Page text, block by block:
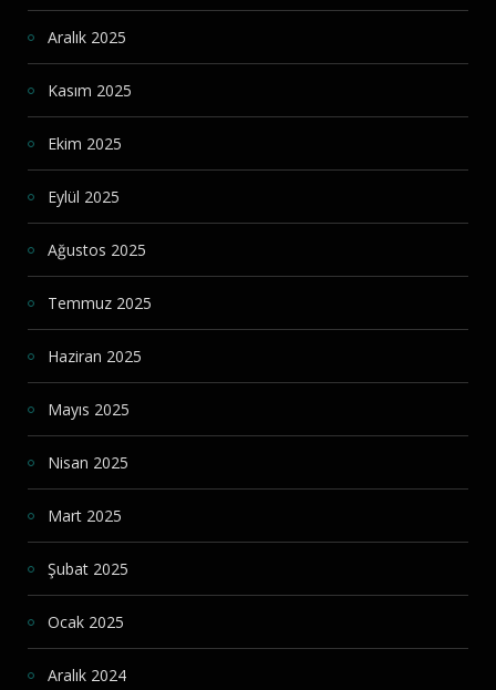
Aralık 2025
Kasım 2025
Ekim 2025
Eylül 2025
Ağustos 2025
Temmuz 2025
Haziran 2025
Mayıs 2025
Nisan 2025
Mart 2025
Şubat 2025
Ocak 2025
Aralık 2024